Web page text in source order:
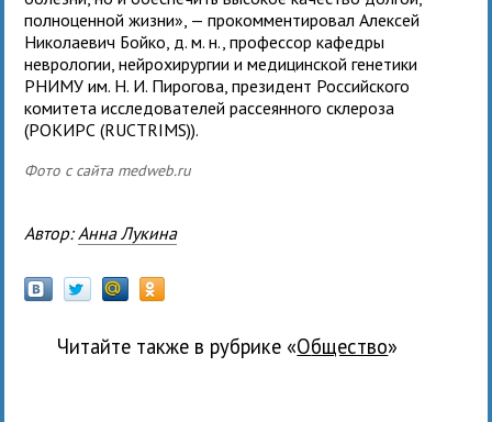
полноценной жизни», — прокомментировал Алексей
Николаевич Бойко, д. м. н., профессор кафедры
неврологии, нейрохирургии и медицинской генетики
РНИМУ им. Н. И. Пирогова, президент Российского
комитета исследователей рассеянного склероза
(РОКИРС (RUCTRIMS)).
Фото с сайта medweb.ru
Автор: Анна Лукина
Читайте также в рубрике « общество»